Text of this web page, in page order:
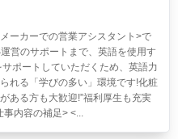
ーカーでの営業アシスタント>で
営のサポートまで、英語を使用す
ポートしていただくため、英語力
れる「学びの多い」環境です!化粧
ある方も大歓迎!”福利厚生も充実
内容の補足> <...